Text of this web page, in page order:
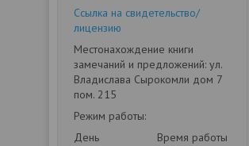
Ссылка на свидетельство/
лицензию
Местонахождение книги
замечаний и предложений: ул.
Владислава Сырокомли дом 7
пом. 215
Режим работы:
День
Время работы